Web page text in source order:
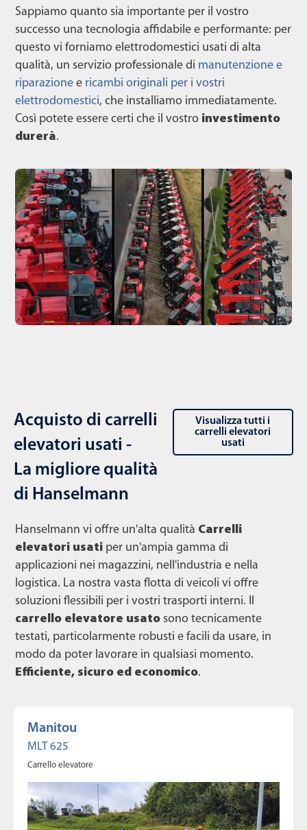
Sappiamo quanto sia importante per il vostro
successo una tecnologia affidabile e performante: per
questo vi forniamo elettrodomestici usati di alta
qualità, un servizio professionale di manutenzione e
riparazione e ricambi originali per i vostri
elettrodomestici, che installiamo immediatamente.
Così potete essere certi che il vostro investimento
durerà.
Acquisto di carrelli
elevatori usati -
La migliore qualità
di Hanselmann
Visualizza tutti i
carrelli elevatori
usati
Hanselmann vi offre un'alta qualità Carrelli
elevatori usati per un'ampia gamma di
applicazioni nei magazzini, nell'industria e nella
logistica. La nostra vasta flotta di veicoli vi offre
soluzioni flessibili per i vostri trasporti interni. Il
carrello elevatore usato sono tecnicamente
testati, particolarmente robusti e facili da usare, in
modo da poter lavorare in qualsiasi momento.
Efficiente, sicuro ed economico.
Manitou
MLT 625
Carrello elevatore